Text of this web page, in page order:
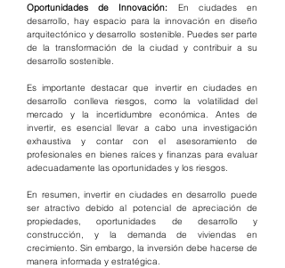
Oportunidades de Innovación: En ciudades en
desarrollo, hay espacio para la innovación en diseño
arquitectónico y desarrollo sostenible. Puedes ser parte
de la transformación de la ciudad y contribuir a su
desarrollo sostenible.
Es importante destacar que invertir en ciudades en
desarrollo conlleva riesgos, como la volatilidad del
mercado y la incertidumbre económica. Antes de
invertir, es esencial llevar a cabo una investigación
exhaustiva y contar con el asesoramiento de
profesionales en bienes raíces y finanzas para evaluar
adecuadamente las oportunidades y los riesgos.
En resumen, invertir en ciudades en desarrollo puede
ser atractivo debido al potencial de apreciación de
propiedades, oportunidades de desarrollo y
construcción, y la demanda de viviendas en
crecimiento. Sin embargo, la inversión debe hacerse de
manera informada y estratégica.